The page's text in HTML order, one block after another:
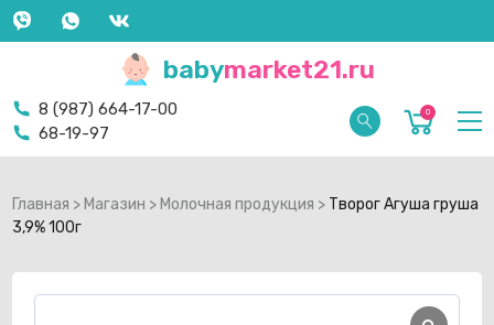
babymarket21.ru
8 (987) 664-17-00
68-19-97
0
Главная > Магазин > Молочная продукция > Творог Агуша груша
3,9% 100г